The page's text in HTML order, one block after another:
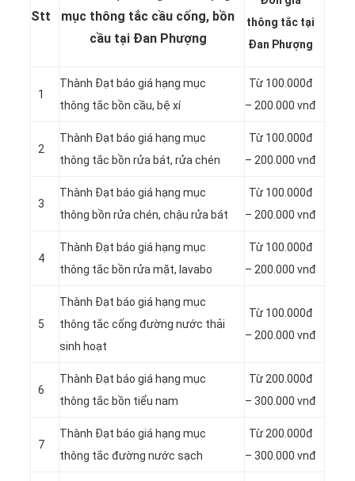
Stt
mục thông tắc cầu cống, bồn
cầu tại Đan Phượng
thông tắc tại
Đan Phượng
1
Thành Đạt báo giá hạng mục
thông tắc bồn cầu, bệ xí
Từ 100.000đ
– 200.000 vnđ
2
Thành Đạt báo giá hạng mục
thông tắc bồn rửa bát, rửa chén
Từ 100.000đ
– 200.000 vnđ
3
Thành Đạt báo giá hạng mục
thông bồn rửa chén, chậu rửa bát
Từ 100.000đ
– 200.000 vnđ
4
Thành Đạt báo giá hạng mục
thông tắc bồn rửa mặt, lavabo
Từ 100.000đ
– 200.000 vnđ
5
‎Thành Đạt báo giá hạng mục
thông tắc cống đường nước thải
sinh hoạt
Từ 100.000đ
– 200.000 vnđ
6
Thành Đạt báo giá hạng mục
thông tắc bồn tiểu nam
Từ 200.000đ
– 300.000 vnđ
7
Thành Đạt báo giá hạng mục
thông tắc đường nước sạch
Từ 200.000đ
– 300.000 vnđ